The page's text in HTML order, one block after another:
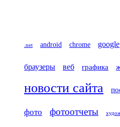
.net android chrome google
браузеры веб графика
новости сайта
фото фотоотчеты